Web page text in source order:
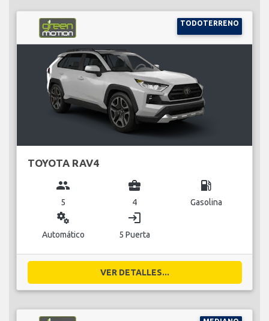
TODOTERRENO
TOYOTA RAV4
group
5
business_center
4
local_gas_station
Gasolina
miscellaneous_services
Automático
login
5 Puerta
VER DETALLES...